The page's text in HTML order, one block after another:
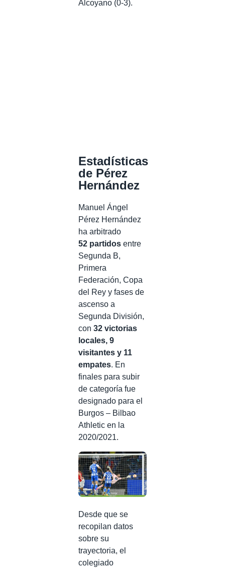
Alcoyano (0-3).
Estadísticas
de Pérez
Hernández
Manuel Ángel
Pérez Hernández
ha arbitrado
52 partidos entre
Segunda B,
Primera
Federación, Copa
del Rey y fases de
ascenso a
Segunda División,
con 32 victorias
locales, 9
visitantes y 11
empates. En
finales para subir
de categoría fue
designado para el
Burgos – Bilbao
Athletic en la
2020/2021.
Desde que se
recopilan datos
sobre su
trayectoria, el
colegiado